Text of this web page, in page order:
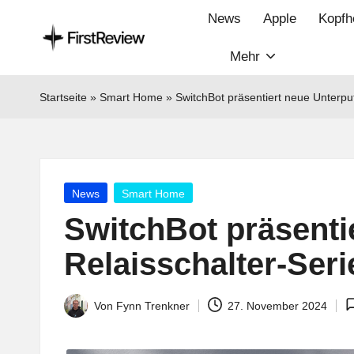
ir
Tests
Alles
Apple,
Smart‑Home,
Kopfhörern
News Apple
Mehr
Startseite » Smart Home » SwitchBot präsentiert neue
Posted
News Smart Home
SwitchBot
Relaisschalter-
Posted
Von Fynn Trenkner 27. November 2024